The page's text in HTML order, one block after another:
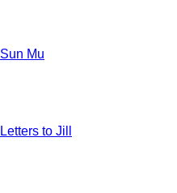
Sun Mu
Letters to Jill